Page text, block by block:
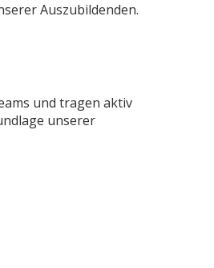
Auszubildenden.
und tragen aktiv
unserer